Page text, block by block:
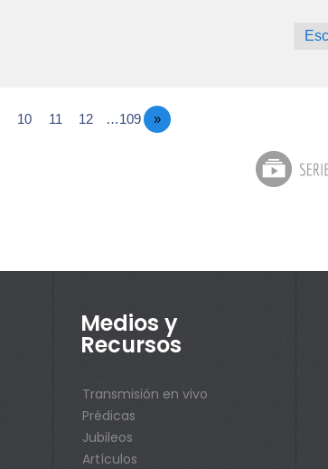
10 11 12 …109 »
Medios y
Recursos
Transmisión en vivo
Prédicas
Jubileos
Artículos